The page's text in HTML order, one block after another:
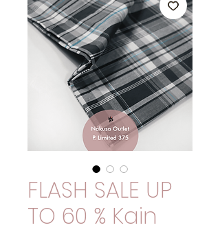
FLASH SALE UP
TO 60 % Kain